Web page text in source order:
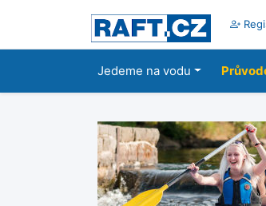
Jedeme na vodu